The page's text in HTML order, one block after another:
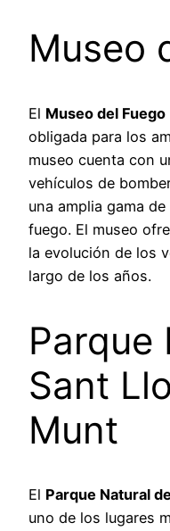
Museo
El Museo del Fuego
obligada para los
museo cuenta con
vehículos de
una amplia gama
fuego. El museo
la evolución de los
largo de los años.
Parque
Sant
Munt
El Parque Natural
uno de los lugares